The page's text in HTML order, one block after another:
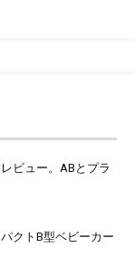
ビュー。ABとプラ
クトB型ベビーカー